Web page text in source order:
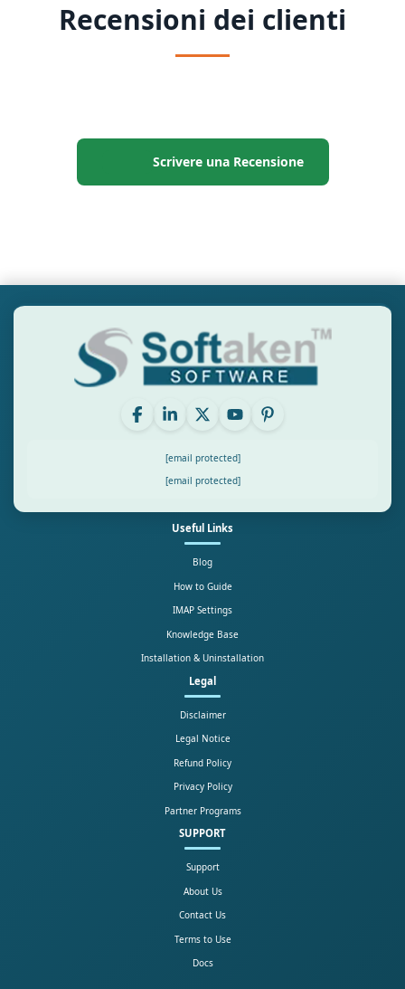
Recensioni dei clienti
Scrivere una Recensione
[email protected]
[email protected]
Useful Links
Blog
How to Guide
IMAP Settings
Knowledge Base
Installation & Uninstallation
Legal
Disclaimer
Legal Notice
Refund Policy
Privacy Policy
Partner Programs
SUPPORT
Support
About Us
Contact Us
Terms to Use
Docs